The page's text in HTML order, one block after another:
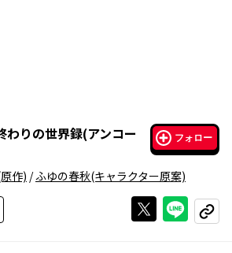
わりの世界録(アンコー
フォロー
作) /ふゆの春秋(キャラクター原案)
Xで投稿する
ライン
コピー